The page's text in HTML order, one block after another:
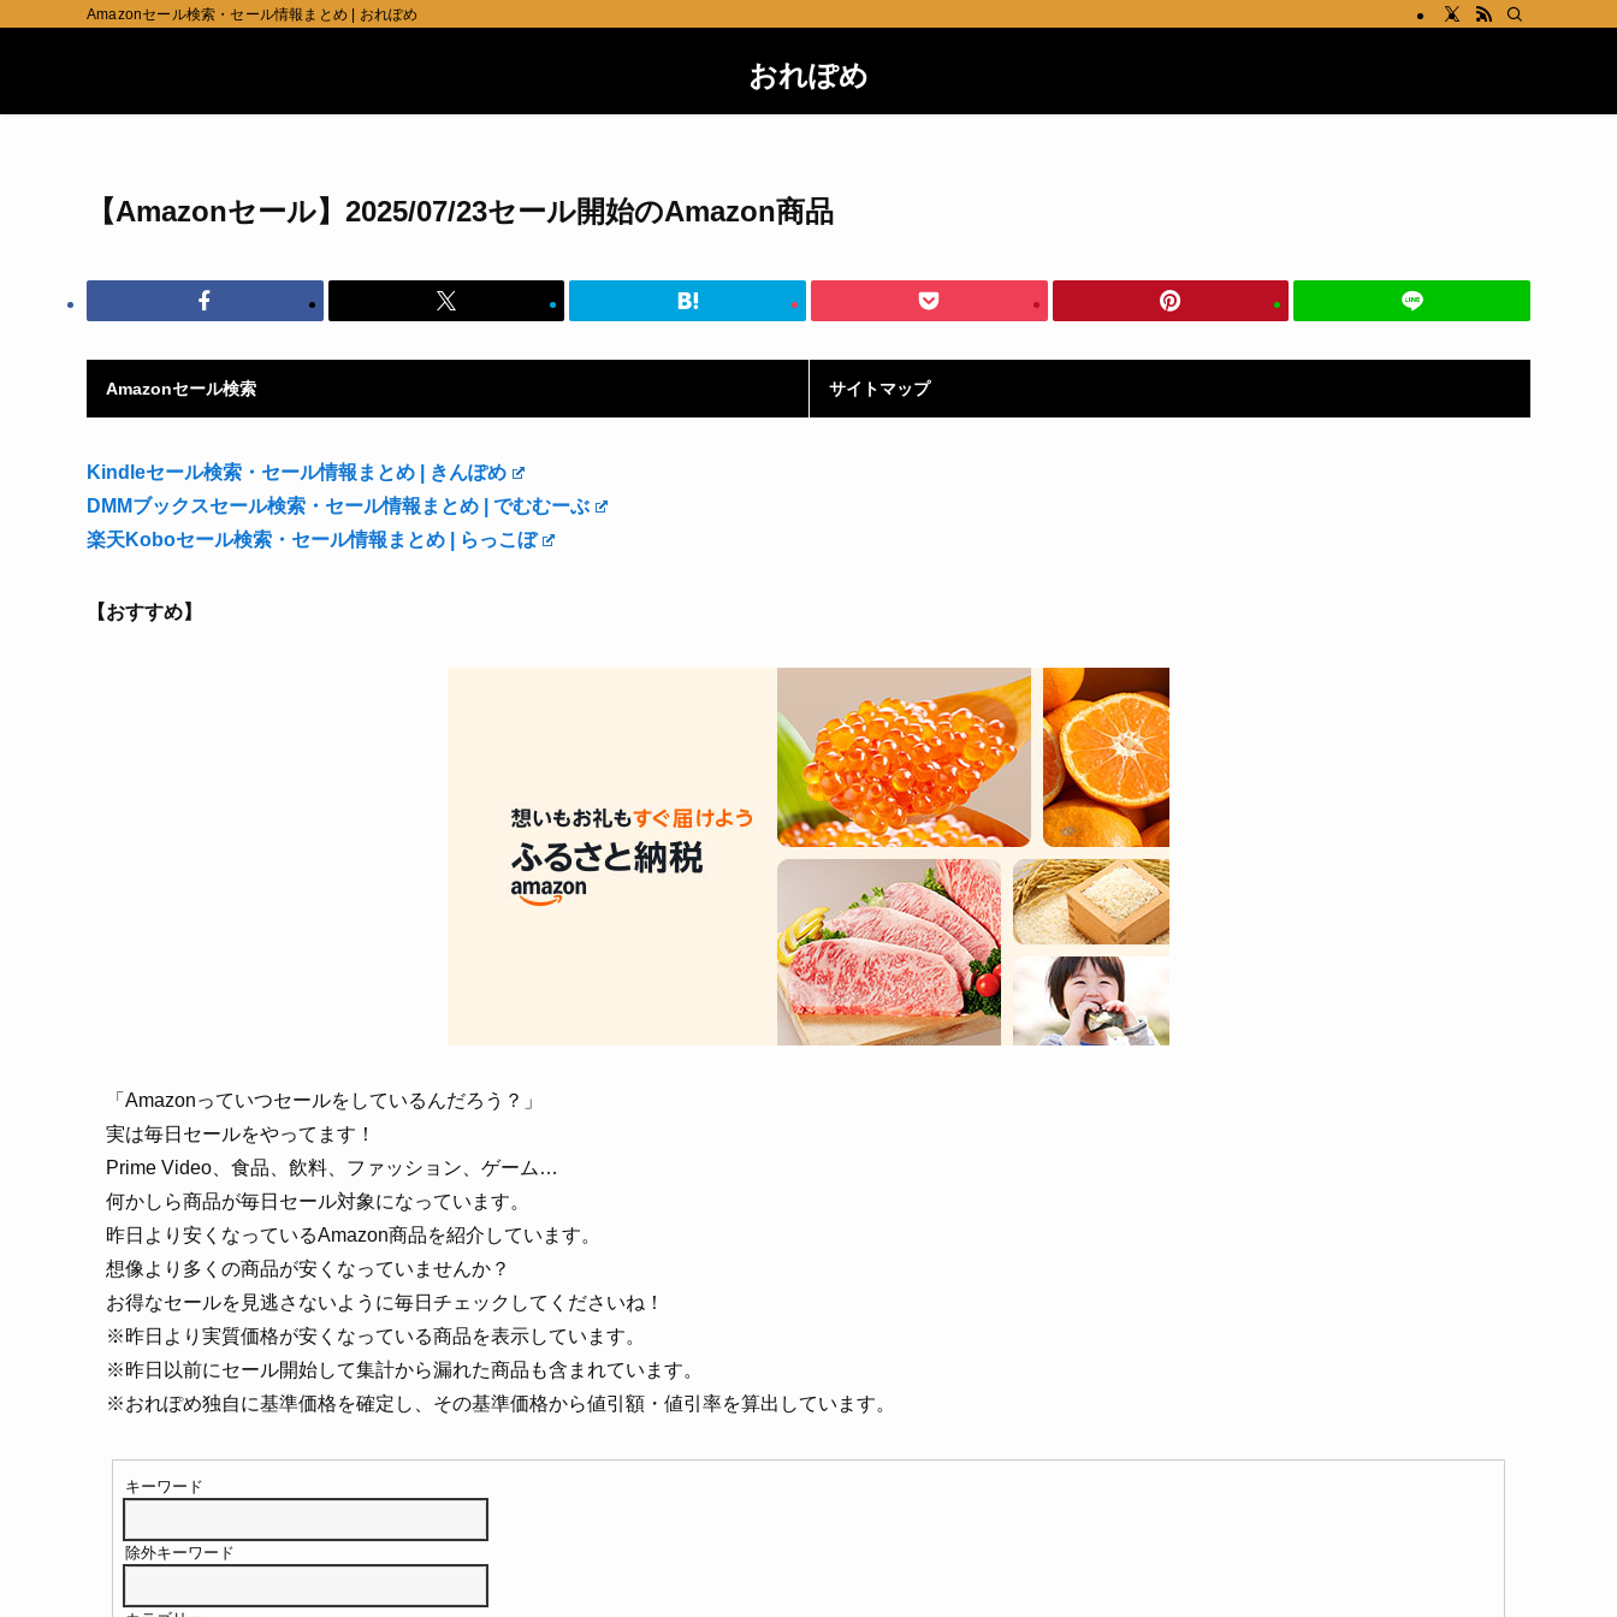
Amazonセール検索・セール情報まとめ | おれぽめ
おれぽめ
【Amazonセール】2025/07/23セール開始のAmazon商品
Amazonセール検索 サイトマップ
Kindleセール検索・セール情報まとめ | きんぽめ
DMMブックスセール検索・セール情報まとめ | でむむーぶ
楽天Koboセール検索・セール情報まとめ | らっこぼ
【おすすめ】
「Amazonっていつセールをしているんだろう？」
実は毎日セールをやってます！
Prime Video、食品、飲料、ファッション、ゲーム…
何かしら商品が毎日セール対象になっています。
昨日より安くなっているAmazon商品を紹介しています。
想像より多くの商品が安くなっていませんか？
お得なセールを見逃さないように毎日チェックしてくださいね！
※昨日より実質価格が安くなっている商品を表示しています。
※昨日以前にセール開始して集計から漏れた商品も含まれています。
※おれぽめ独自に基準価格を確定し、その基準価格から値引額・値引率を算出しています。
キーワード
除外キーワード